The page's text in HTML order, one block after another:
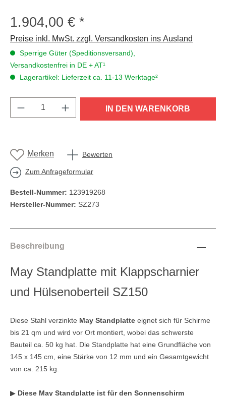
Regulärer Preis:
1.904,00 €
Preise inkl. MwSt. zzgl. Versandkosten ins Ausland
Sperrige Güter (Speditionsversand),
Versandkostenfrei in DE + AT¹
Lagerartikel: Lieferzeit ca. 11-13 Werktage²
Produkt Anzahl: Gib den gewünschten
IN DEN WARENKORB
Merken Bewerten
Zum Anfrageformular
Bestell-Nummer: 123919268
Hersteller-Nummer: SZ273
Beschreibung
May Standplatte mit Klappscharnier
und Hülsenoberteil SZ150
Diese Stahl verzinkte May Standplatte eignet sich für Schirme
bis 21 qm und wird vor Ort montiert, wobei das schwerste
Bauteil ca. 50 kg hat. Die Standplatte hat eine Grundfläche von
145 x 145 cm, eine Stärke von 12 mm und ein Gesamtgewicht
von ca. 215 kg.
▶ Diese May Standplatte ist für den Sonnenschirm